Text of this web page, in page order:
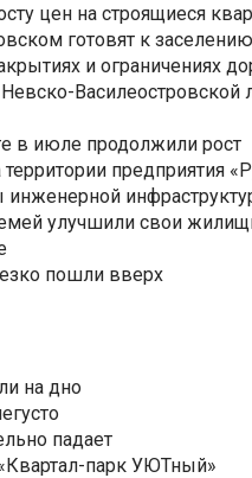
цен на строящиеся
готовят к заселению
и ограничениях
Василеостровской
в июле продолжили рост
предприятия
улучшили свои
пошли вверх
на дно
падает
парк УЮТный»